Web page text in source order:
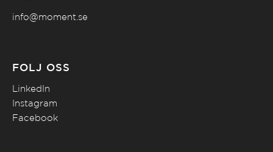
info@moment.se
FÖLJ OSS
LinkedIn
Instagram
Facebook